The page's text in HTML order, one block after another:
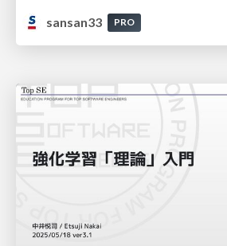
sansan33
PRO